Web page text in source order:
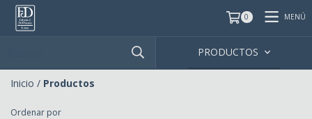
0 MENÚ
PRODUCTOS
Inicio / Productos
Ordenar por